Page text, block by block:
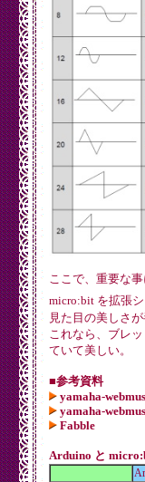
ここで、重要な
micro:bit を拡張シ
見た目の美しさ
これなら、ブレ
ていて美しい。
■参考資料
yamaha-
yamaha-
Fabble
Arduino と